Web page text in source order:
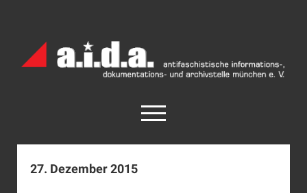
Archiv
München
open
menu
facebook
rss info@aida-archiv.de
27. Dezember 2015